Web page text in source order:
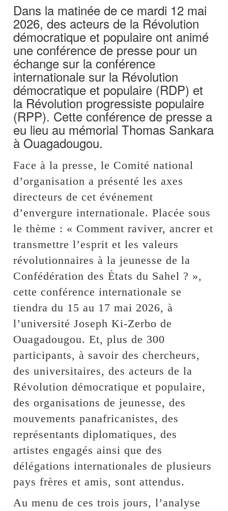
Dans la matinée de ce mardi 12 mai
2026, des acteurs de la Révolution
démocratique et populaire ont animé
une conférence de presse pour un
échange sur la conférence
internationale sur la Révolution
démocratique et populaire (RDP) et
la Révolution progressiste populaire
(RPP). Cette conférence de presse a
eu lieu au mémorial Thomas Sankara
à Ouagadougou.
Face à la presse, le Comité national
d’organisation a présenté les axes
directeurs de cet événement
d’envergure internationale. Placée sous
le thème : « Comment raviver, ancrer et
transmettre l’esprit et les valeurs
révolutionnaires à la jeunesse de la
Confédération des États du Sahel ? »,
cette conférence internationale se
tiendra du 15 au 17 mai 2026, à
l’université Joseph Ki-Zerbo de
Ouagadougou. Et, plus de 300
participants, à savoir des chercheurs,
des universitaires, des acteurs de la
Révolution démocratique et populaire,
des organisations de jeunesse, des
mouvements panafricanistes, des
représentants diplomatiques, des
artistes engagés ainsi que des
délégations internationales de plusieurs
pays frères et amis, sont attendus.
Au menu de ces trois jours, l’analyse